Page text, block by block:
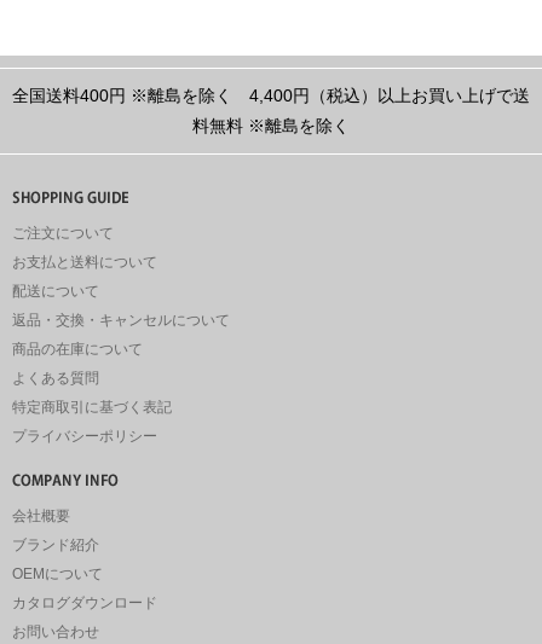
全国送料400円 ※離島を除く
4,400円（税込）以上お買い上げで送
料無料 ※離島を除く
ご注文について
お支払と送料について
配送について
返品・交換・キャンセルについて
商品の在庫について
よくある質問
特定商取引に基づく表記
プライバシーポリシー
会社概要
ブランド紹介
OEMについて
カタログダウンロード
お問い合わせ